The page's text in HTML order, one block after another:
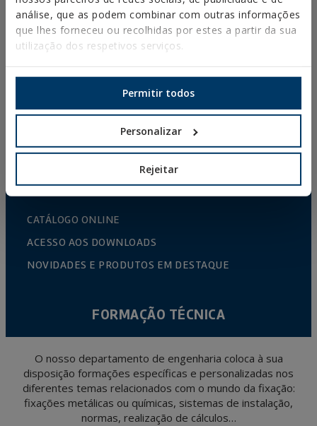
análise, que as podem combinar com outras informações
que lhes forneceu ou recolhidas por estes a partir da sua
utilização dos respetivos serviços.
Permitir todos
Personalizar
Rejeitar
SUPORTES DE CALEIRA
ABRAÇADEIRAS PLÁSTICAS
FIXAÇÃO PARA SANITÁRIOS E CLIMATIZAÇÃO
CATÁLOGO ONLINE
ACESSO AOS DOWNLOADS
NOVIDADES E PRODUTOS EM DESTAQUE
FORMAÇÃO TÉCNICA
O nosso departamento de engenharia coloca à sua
disposição formações específicas e personalizadas nos
diferentes temas relacionados com o mundo da fixação:
fixações metálicas ou químicas, sistemas de instalação,
normas, realização de cálculos…